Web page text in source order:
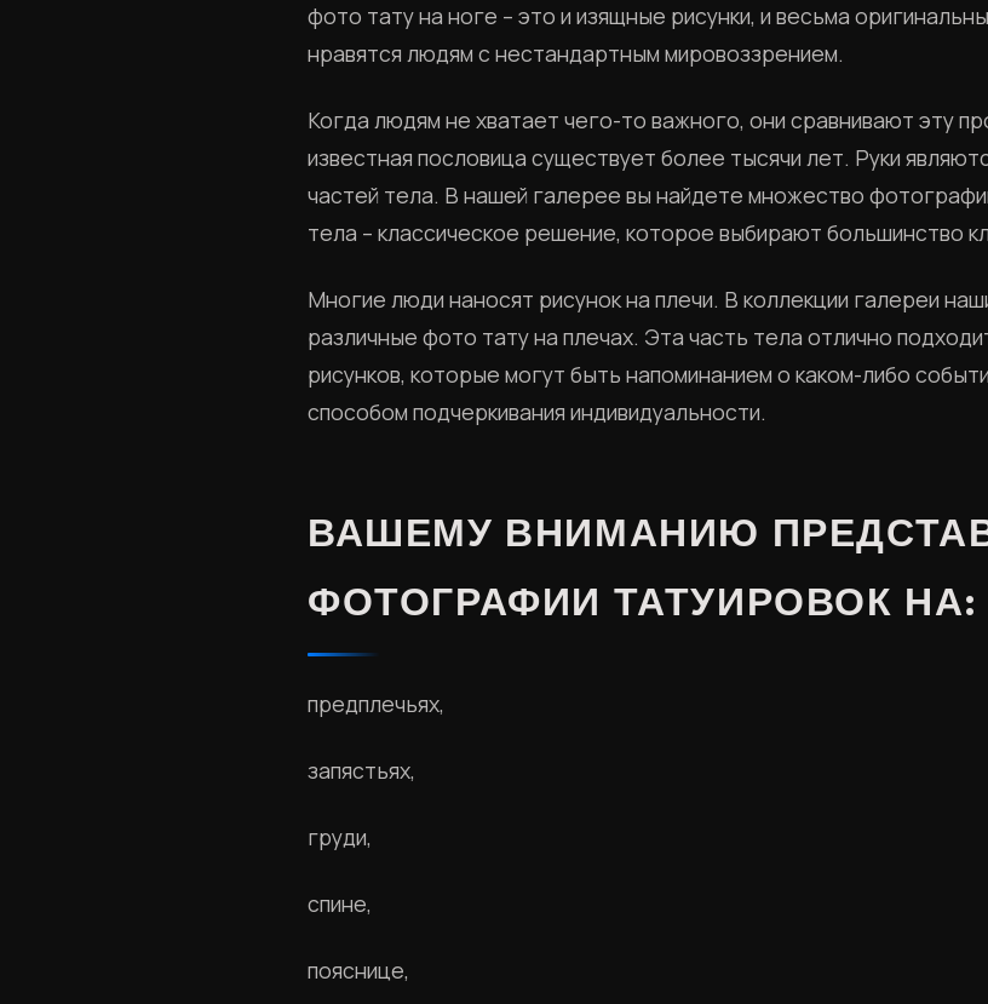
фото тату на ноге – это и изящные рисунки, и весьма
нравятся людям с нестандартным мировоззрением.
Когда людям не хватает чего-то важного, они сравнивают эту
известная пословица существует более тысячи лет. Руки
частей тела. В нашей галерее вы найдете множество
тела – классическое решение, которое выбирают большинство
Многие люди наносят рисунок на плечи. В коллекции галереи
различные фото тату на плечах. Эта часть тела отлично
рисунков, которые могут быть напоминанием о каком-либо
способом подчеркивания индивидуальности.
ВАШЕМУ ВНИМАНИЮ
ФОТОГРАФИИ ТАТУИРОВОК НА:
предплечьях,
запястьях,
груди,
спине,
пояснице,